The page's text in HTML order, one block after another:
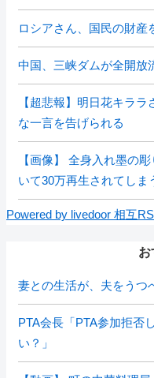
ロシアさん、国民の財産
中国、三峡ダムが全開放
【超悲報】明日花キラ
な一言を告げられる
【画像】 全身入れ墨の
いて30万再生されてしま
Powered by livedoor 相互
お
妻との生活が、夫をうつ
PTA会長「PTA参加拒否
い？」